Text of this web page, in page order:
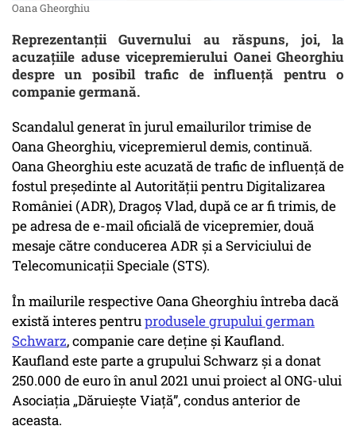
Oana Gheorghiu
Reprezentanții Guvernului au răspuns, joi, la
acuzațiile aduse vicepremierului Oanei Gheorghiu
despre un posibil trafic de influență pentru o
companie germană.
Scandalul generat în jurul emailurilor trimise de
Oana Gheorghiu, vicepremierul demis, continuă.
Oana Gheorghiu este acuzată de trafic de influență de
fostul președinte al Autorității pentru Digitalizarea
României (ADR), Dragoș Vlad, după ce ar fi trimis, de
pe adresa de e-mail oficială de vicepremier, două
mesaje către conducerea ADR și a Serviciului de
Telecomunicații Speciale (STS).
În mailurile respective Oana Gheorghiu întreba dacă
există interes pentruprodusele grupului german
Schwarz, companie care deține și Kaufland.
Kaufland este parte a grupului Schwarz și a donat
250.000 de euro în anul 2021 unui proiect al ONG-ului
Asociația „Dăruiește Viață”, condus anterior de
aceasta.